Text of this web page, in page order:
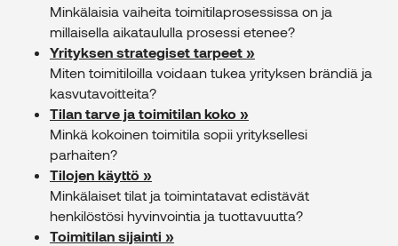
Minkälaisia vaiheita toimitilaprosessissa on ja
millaisella aikataululla prosessi etenee?
Yrityksen strategiset tarpeet »
Miten toimitiloilla voidaan tukea yrityksen brändiä ja
kasvutavoitteita?
Tilan tarve ja toimitilan koko »
Minkä kokoinen toimitila sopii yrityksellesi
parhaiten?
Tilojen käyttö »
Minkälaiset tilat ja toimintatavat edistävät
henkilöstösi hyvinvointia ja tuottavuutta?
Toimitilan sijainti »